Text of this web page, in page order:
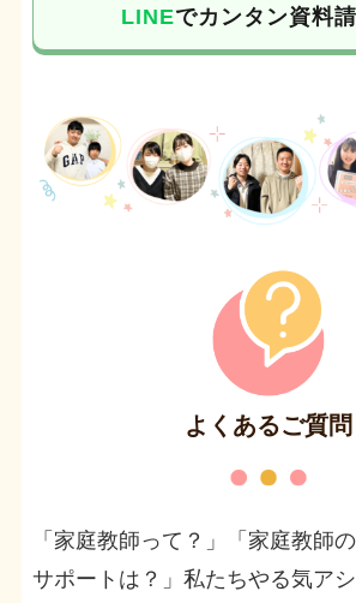
LINEでカンタン資料
よくあるご質問
「家庭教師って？」「家庭教師
サポートは？」私たちやる気ア